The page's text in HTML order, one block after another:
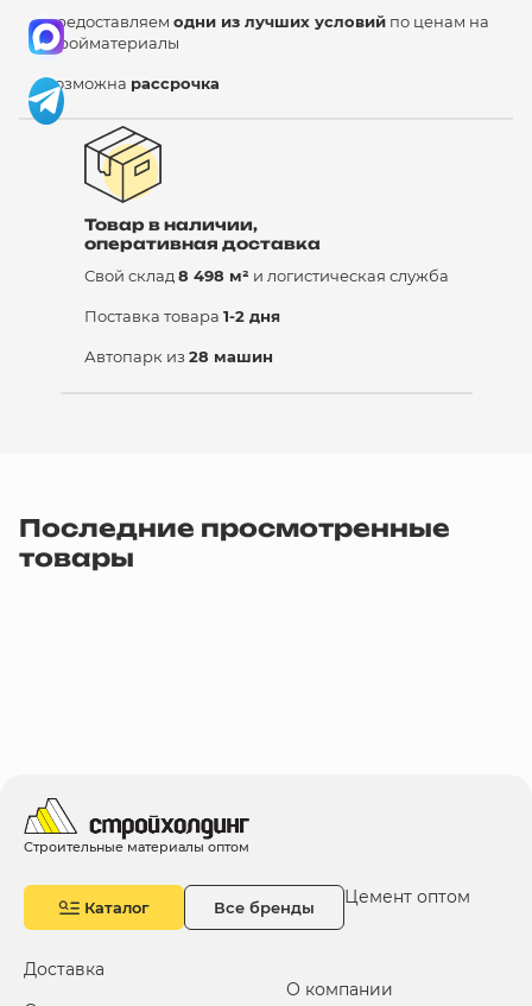
Предоставляем одни из лучших условий по ценам на
стройматериалы
Возможна рассрочка
Товар в наличии,
оперативная доставка
Свой склад 8 498 м² и логистическая служба
Поставка товара 1-2 дня
Автопарк из 28 машин
Последние просмотренные
товары
Строительные материалы оптом
Каталог Все бренды Цемент оптом
Доставка
О компании